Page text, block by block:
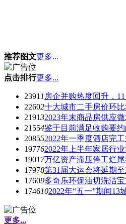
推荐图文更多...
点击排行更多...
2391 1 房企并购热度回升，
22602十大城市二手房价环
219132023年末商品房供应
21554鉴于目前满足收购要
208552022年一季度酒店完
197762022年上半年家居行
1901 7万亿资产滞压停工烂
17978第31届大运会将延期
17609多奇乐环保油切洗洁
1746102022年“五一”期间13
更多...